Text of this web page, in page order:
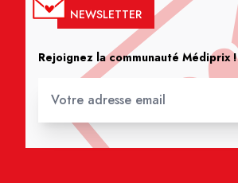
NEWSLETTER
Rejoignez la communauté Médiprix !